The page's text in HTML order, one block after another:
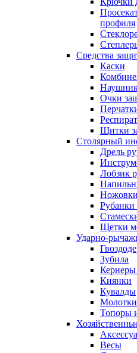
профиля
Средства
Каски
Очки
Щитки
Столярный
Дрель
Лобзик
Щетки
Ударно-
Зубила
Кернеры
Киянки
Кувалды
Молотки
Топоры
Весы